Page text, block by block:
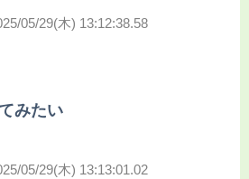
05/29(木) 13:12:38.58
みたい
05/29(木) 13:13:01.02